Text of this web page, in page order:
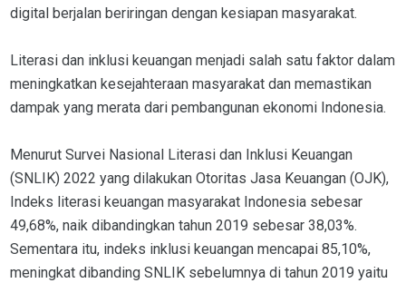
digital berjalan beriringan dengan kesiapan masyarakat.
Literasi dan inklusi keuangan menjadi salah satu faktor dalam
meningkatkan kesejahteraan masyarakat dan memastikan
dampak yang merata dari pembangunan ekonomi Indonesia.
Menurut Survei Nasional Literasi dan Inklusi Keuangan
(SNLIK) 2022 yang dilakukan Otoritas Jasa Keuangan (OJK),
Indeks literasi keuangan masyarakat Indonesia sebesar
49,68%, naik dibandingkan tahun 2019 sebesar 38,03%.
Sementara itu, indeks inklusi keuangan mencapai 85,10%,
meningkat dibanding SNLIK sebelumnya di tahun 2019 yaitu